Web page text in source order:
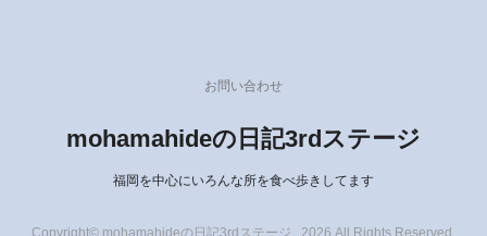
お問い合わせ
mohamahideの日記3rdステージ
福岡を中心にいろんな所を食べ歩きしてます
Copyright© mohamahideの日記3rdステージ , 2026 All Rights Reserved.